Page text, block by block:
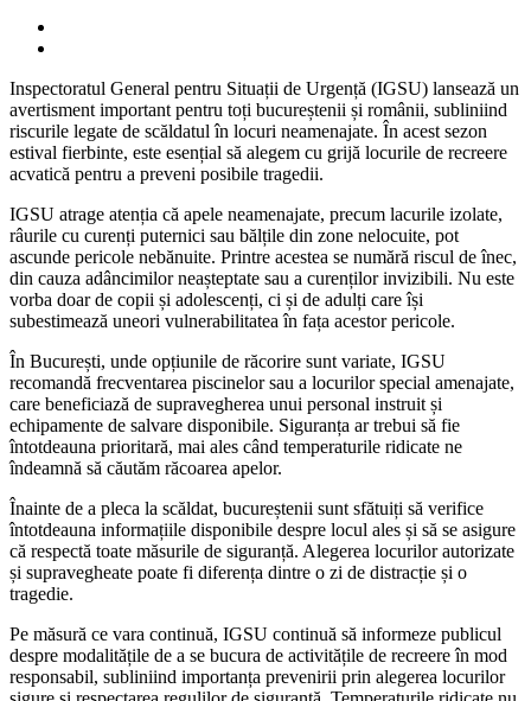
Inspectoratul General pentru Situații de Urgență (IGSU) lansează un
avertisment important pentru toți bucureștenii și românii, subliniind
riscurile legate de scăldatul în locuri neamenajate. În acest sezon
estival fierbinte, este esențial să alegem cu grijă locurile de recreere
acvatică pentru a preveni posibile tragedii.
IGSU atrage atenția că apele neamenajate, precum lacurile izolate,
râurile cu curenți puternici sau bălțile din zone nelocuite, pot
ascunde pericole nebănuite. Printre acestea se numără riscul de înec,
din cauza adâncimilor neașteptate sau a curenților invizibili. Nu este
vorba doar de copii și adolescenți, ci și de adulți care își
subestimează uneori vulnerabilitatea în fața acestor pericole.
În București, unde opțiunile de răcorire sunt variate, IGSU
recomandă frecventarea piscinelor sau a locurilor special amenajate,
care beneficiază de supravegherea unui personal instruit și
echipamente de salvare disponibile. Siguranța ar trebui să fie
întotdeauna prioritară, mai ales când temperaturile ridicate ne
îndeamnă să căutăm răcoarea apelor.
Înainte de a pleca la scăldat, bucureștenii sunt sfătuiți să verifice
întotdeauna informațiile disponibile despre locul ales și să se asigure
că respectă toate măsurile de siguranță. Alegerea locurilor autorizate
și supravegheate poate fi diferența dintre o zi de distracție și o
tragedie.
Pe măsură ce vara continuă, IGSU continuă să informeze publicul
despre modalitățile de a se bucura de activitățile de recreere în mod
responsabil, subliniind importanța prevenirii prin alegerea locurilor